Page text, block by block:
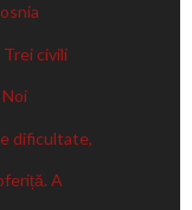
Trei civili
Noi
dificultate,
A